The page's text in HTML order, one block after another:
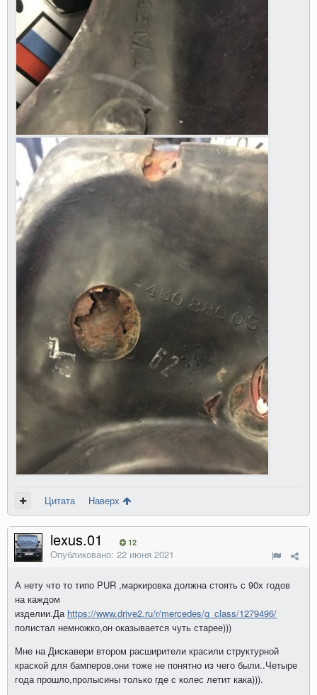
Цитата Наверх
lexus.01 12
Опубликовано: 22 июня 2021
А нету что то типо PUR ,маркировка должна стоять с 90х годов
на каждом
изделии.Да https://www.drive2.ru/r/mercedes/g_class/1279496/
полистал немножко,он оказывается чуть старее)))
Мне на Дискавери втором расширители красили структурной
краской для бамперов,они тоже не понятно из чего были..Четыре
года прошло,пролысины только где с колес летит кака))).